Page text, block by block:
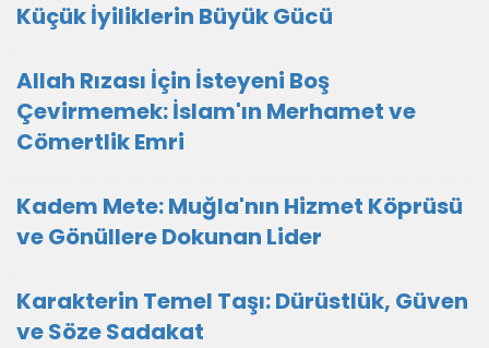
Küçük İyiliklerin Büyük Gücü
Allah Rızası İçin İsteyeni Boş
Çevirmemek: İslam'ın Merhamet ve
Cömertlik Emri
Kadem Mete: Muğla'nın Hizmet Köprüsü
ve Gönüllere Dokunan Lider
Karakterin Temel Taşı: Dürüstlük, Güven
ve Söze Sadakat